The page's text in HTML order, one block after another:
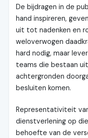
De bijdragen in de
hand inspireren,
uit tot nadenken en
weloverwogen
hard nodig, maar
teams die bestaan
achtergronden
besluiten komen.
Representativiteit
dienstverlening op
behoefte van de